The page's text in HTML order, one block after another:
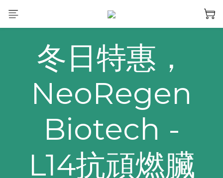
冬日特惠，
NeoRegen
Biotech -
L14抗頑燃臟